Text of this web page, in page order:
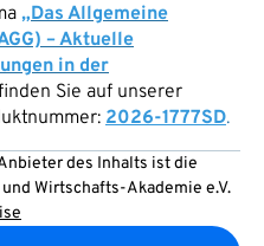
„Das Allgemeine
– Aktuelle
in der
Sie auf unserer
2026-1777SD.
des Inhalts ist die
Wirtschafts-Akademie e.V.